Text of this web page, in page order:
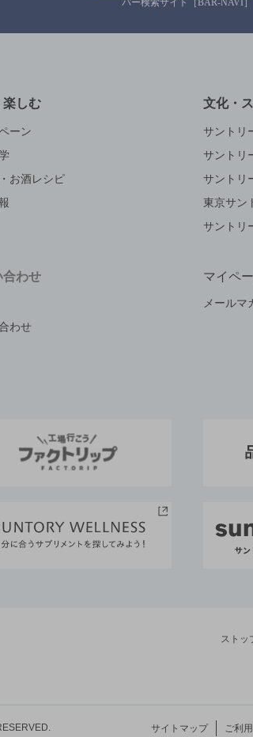
バー検索サイト［BAR-NAVI］
楽しむ
ーン
お酒レシピ
文化・
サントリ
サントリ
サントリ
東京サン
サントリ
合わせ
わせ
マイペ
メールマ
ストッ
サイトマップ ご利